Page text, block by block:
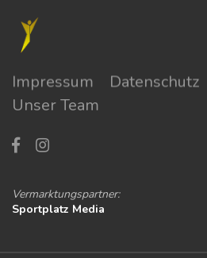
Impressum Datenschutz
Unser Team
Vermarktungspartner:
Sportplatz Media